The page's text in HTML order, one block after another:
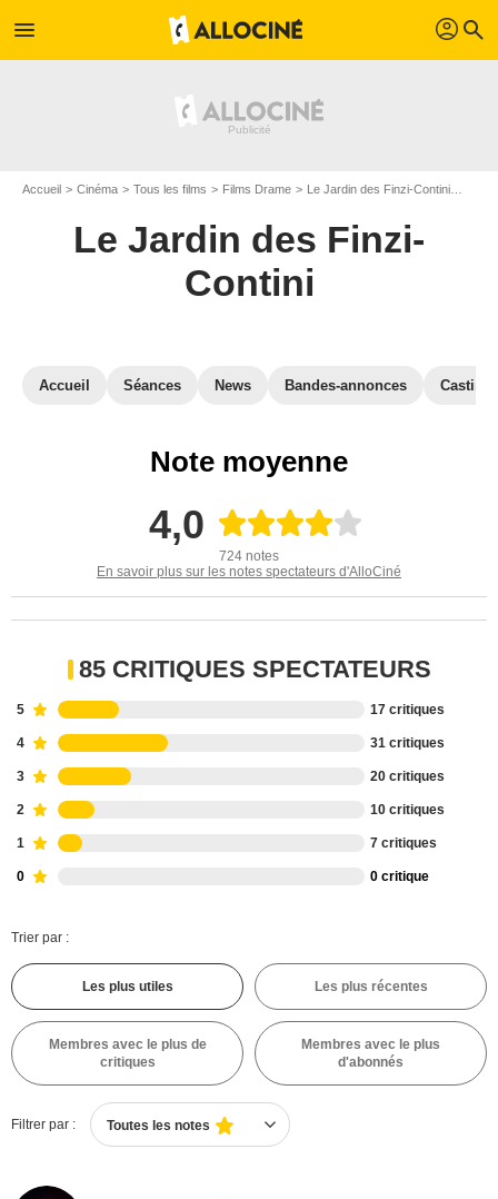
menu profil search
Accueil Cinéma Tous les films Films Drame Le Jardin des Finzi-Contini
Le Jardin des Finzi-
Contini
Accueil Séances News Bandes-annonces Casting
Note moyenne
4,0
724 notes
En savoir plus sur les notes spectateurs d'AlloCiné
85 CRITIQUES SPECTATEURS
5 17 critiques
4 31 critiques
3 20 critiques
2 10 critiques
1 7 critiques
0 0 critique
Trier par :
Les plus utiles Les plus récentes
Membres avec le plus de
critiques
Membres avec le plus
d'abonnés
Filtrer par : Toutes les notes